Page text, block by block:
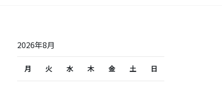
2026年8月
月 火 水 木 金 土 日